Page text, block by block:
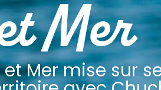
Mer
Mer mise sur